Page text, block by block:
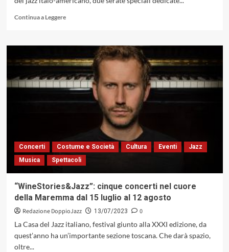
Continua a LeggereLeggi
su
Jazz
Festival,
dal
26
agosto
2023
la
XLIII
Concerti Costume e Società Cultura Eventi
Jazz
Musica
Spettacoli
“WineStories&Jazz”: cinque concerti nel cuore
della Maremma dal 15 luglio al 12 agosto
Redazione DoppioJazz 13/07/2023
0
La Casa del Jazz italiano, festival giunto alla XXXI edizione, da
quest’anno ha un’importante sezione toscana. Che darà spazio,
oltre...